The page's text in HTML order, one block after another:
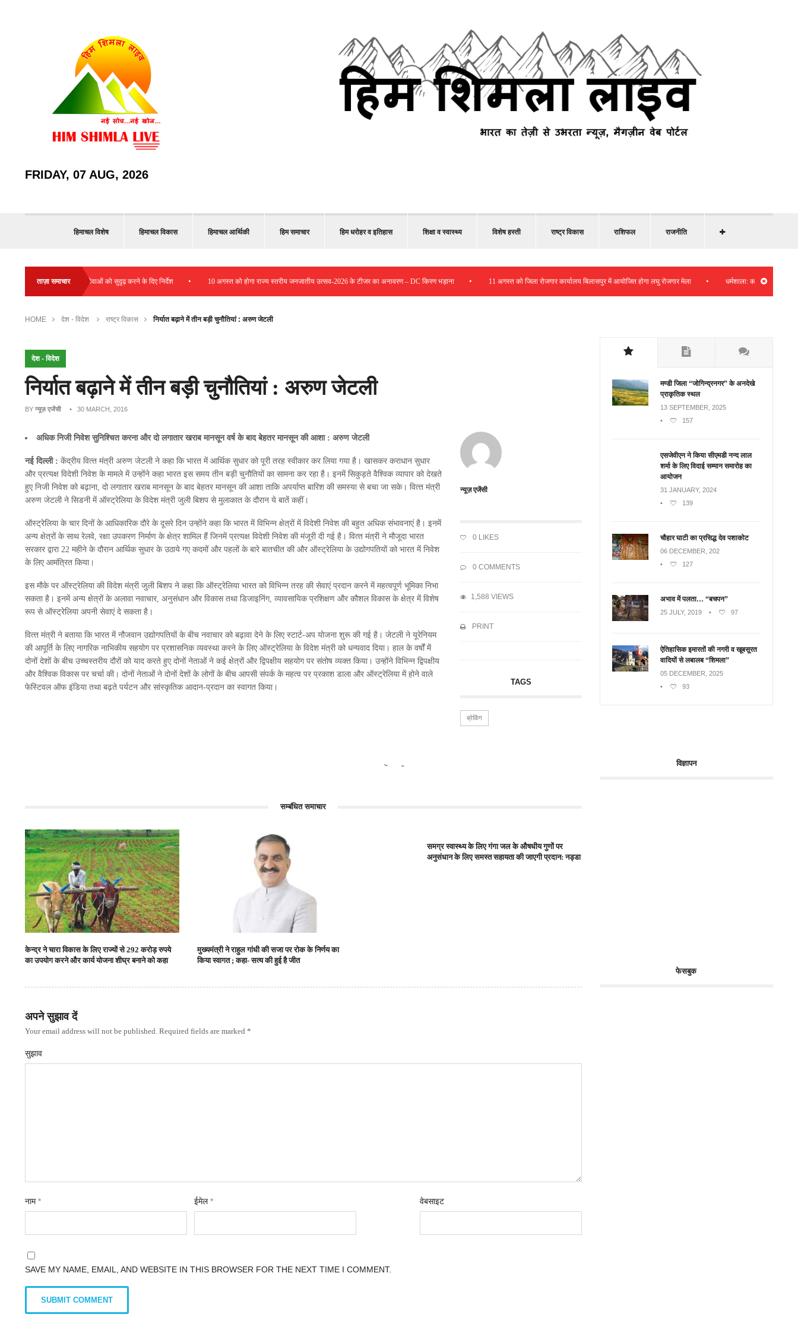
FRIDAY, 07 AUG, 2026
हिमाचल विशेष हिमाचल विकास हिमाचल आर्थिकी हिम समाचार हिम धरोहर व इतिहास शिक्षा व स्वास्थ्य विशेष हस्ती राष्ट्र विकास राशिफल राजनीति
ताज़ा समाचार
देने और डायग्नोस्टिक सेवाओं को सुदृढ़ करने के दिए निर्देश • 10 अगस्त को होगा राज्य स्तरीय जनजातीय उत्सव-2026 के टीजर का अनावरण – DC किरण भड़ाना • 11 अगस्त को जिला रोजगार कार्यालय बिलासपुर में आयोजित होगा लघु रोजगार मेला • धर्मशाला: कचहरी फीडर क्षेत्र में
HOME देश - विदेश राष्ट्र विकास निर्यात बढ़ाने में तीन बड़ी चुनौतियां : अरुण जेटली
देश - विदेश
निर्यात बढ़ाने में तीन बड़ी चुनौतियां : अरुण जेटली
BY न्यूज़ एजेंसी • 30 MARCH, 2016
न्यूज़ एजेंसी
0 LIKES
0 COMMENTS
1,588 VIEWS
PRINT
TAGS
ब्रेकिंग
अधिक निजी निवेश सुनिश्चित करना और दो लगातार खराब मानसून वर्ष के बाद बेहतर मानसून की आशा : अरुण जेटली
नई दिल्ली : केंद्रीय वित्‍त मंत्री अरुण जेटली ने कहा कि भारत में आर्थिक सुधार को पूरी तरह स्‍वीकार कर लिया गया है। खासकर कराधान सुधार
और प्रत्‍यक्ष विदेशी निवेश के मामले में उन्‍होंने कहा भारत इस समय तीन बड़ी चुनौतियों का सामना कर रहा है। इनमें सिकुड़ते वैश्विक व्‍यापार को देखते
हुए निजी निवेश को बढ़ाना, दो लगातार खराब मानसून के बाद बेहतर मानसून की आशा ताकि अपर्याप्‍त बारिश की समस्‍या से बचा जा सके। वित्‍त मंत्री
अरुण जेटली ने सिडनी में ऑस्‍ट्रेलिया के विदेश मंत्री जुली बिशप से मुलाकात के दौरान ये बातें कहीं।
ऑस्‍ट्रेलिया के चार दिनों के आधिकारिक दौरे के दूसरे दिन उन्‍होंने कहा कि भारत में विभिन्‍न क्षेत्रों में विदेशी निवेश की बहुत अधिक संभावनाएं है। इनमें
अन्‍य क्षेत्रों के साथ रेलवे, रक्षा उपकरण निर्माण के क्षेत्र शामिल हैं जिनमें प्रत्‍यक्ष विदेशी निवेश की मंजूरी दी गई है। वित्‍त मंत्री ने मौजूदा भारत
सरकार द्वारा 22 महीने के दौरान आर्थिक सुधार के उठाये गए कदमों और पहलों के बारे बातचीत की और ऑस्‍ट्रेलिया के उद्योगपतियों को भारत में निवेश
के लिए आमंत्रित किया।
इस मौके पर ऑस्‍ट्रेलिया की विदेश मंत्री जुली बिशप ने कहा कि ऑस्‍ट्रेलिया भारत को विभिन्‍न तरह की सेवाएं प्रदान करने में महत्‍वपूर्ण भूमिका निभा
सकता है। इनमें अन्‍य क्षेत्रों के अलावा नवाचार, अनुसंधान और विकास तथा डिजाइनिंग, व्‍यावसायिक प्रशिक्षण और कौशल विकास के क्षेत्र में विशेष
रूप से ऑस्‍ट्रेलिया अपनी सेवाएं दे सकता है।
वित्‍त मंत्री ने बताया कि भारत में नौजवान उद्योगपतियों के बीच नवाचार को बढ़ावा देने के लिए स्‍टार्ट-अप योजना शुरू की गई है। जेटली ने यूरेनियम
की आपूर्ति के लिए नागरिक नाभिकीय सहयोग पर प्रशासनिक व्‍यवस्‍था करने के लिए ऑस्‍ट्रेलिया के विदेश मंत्री को धन्‍यवाद दिया। हाल के वर्षों में
दोनों देशों के बीच उच्‍चस्‍तरीय दौरों को याद करते हुए दोनों नेताओं ने कई क्षेत्रों और द्विपक्षीय सहयोग पर संतोष व्‍यक्‍त किया। उन्‍होंने विभिन्‍न द्विपक्षीय
और वैश्विक विकास पर चर्चा की। दोनों नेताओं ने दोनों देशों के लोगों के बीच आपसी संपर्क के महत्‍व पर प्रकाश डाला और ऑस्‍ट्रेलिया में होने वाले
फेस्टिवल ऑफ इंडिया तथा बढ़ते पर्यटन और सांस्‍कृतिक आदान-प्रदान का स्‍वागत किया।
सम्बंधित समाचार
केन्‍द्र ने चारा विकास के लिए राज्‍यों से 292 करोड़ रुपये
का उपयोग करने और कार्य योजना शीघ्र बनाने को कहा
मुख्यमंत्री ने राहुल गांधी की सजा पर रोक के निर्णय का
किया स्वागत ; कहा- सत्य की हुई है जीत
समग्र स्वास्थ्य के लिए गंगा जल के औषधीय गुणों पर
अनुसंधान के लिए समस्त सहायता की जाएगी प्रदान: नड्डा
अपने सुझाव दें
Your email address will not be published. Required fields are marked *
सुझाव
नाम* ईमेल* वेबसाइट
SAVE MY NAME, EMAIL, AND WEBSITE IN THIS BROWSER FOR THE NEXT TIME I COMMENT.
मण्डी जिला “जोगिन्द्रनगर” के अनदेखे
प्राकृतिक स्थल
13 SEPTEMBER, 2025
•
157
एसजेवीएन ने किया सीएमडी नन्‍द लाल
शर्मा के लिए विदाई सम्मान समारोह का
आयोजन
31 JANUARY, 2024
•
139
चौहार घाटी का प्रसिद्ध देव पशाकोट
06 DECEMBER, 202
•
127
अभाव में पलता… “बचपन”
25 JULY, 2019 • 97
ऐतिहासिक इमारतों की नगरी व खूबसूरत
वादियों से लबालब “शिमला”
05 DECEMBER, 2025
•
93
विज्ञापन
फेसबुक